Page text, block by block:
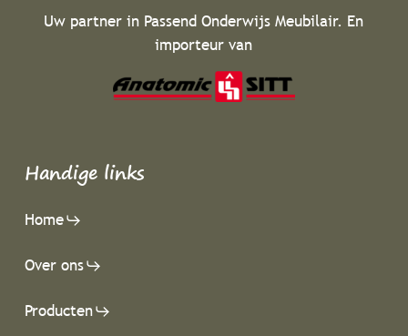
Uw partner in Passend Onderwijs Meubilair. En
importeur van
Handige links
Home
Over ons
Producten